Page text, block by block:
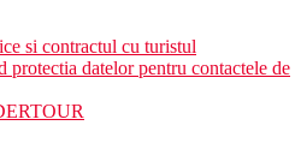
si contractul cu turistul
datelor pentru contactele de